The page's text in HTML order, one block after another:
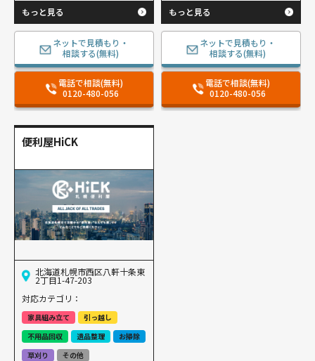
もっと見る
ネットで見積もり・
相談する(無料)
電話で相談(無料)
0120-480-056
もっと見る
ネットで見積もり・
相談する(無料)
電話で相談(無料)
0120-480-056
便利屋HiCK
北海道札幌市西区八軒十条東
2丁目1-47-203
対応カテゴリ：
家具組み立て
引っ越し
不用品回収
遺品整理
お掃除
草刈り
その他